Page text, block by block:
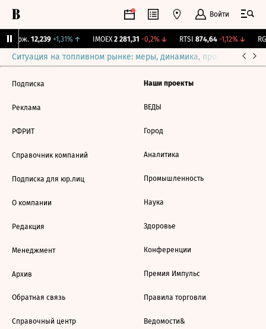
Войти
Бирж. 12,239 +1,31%↑ IMOEX 2 281,31 -0,2%↓ RTSI 874,64 -1,12%↓
Ситуация на топливном рынке: меры, динамика, прогнозы
Подписка
Реклама
РФРИТ
Справочник компаний
Подписка для юр.лиц
О компании
Редакция
Менеджмент
Архив
Обратная связь
Справочный центр
Наши проекты
ВЕДЫ
Город
Аналитика
Промышленность
Наука
Здоровье
Конференции
Премия Импульс
Правила торговли
Ведомости&